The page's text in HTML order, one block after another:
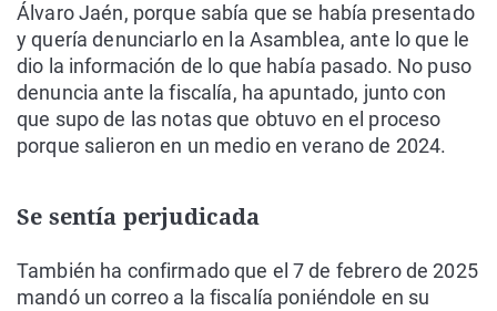
Álvaro Jaén, porque sabía que se había presentado
y quería denunciarlo en la Asamblea, ante lo que le
dio la información de lo que había pasado. No puso
denuncia ante la fiscalía, ha apuntado, junto con
que supo de las notas que obtuvo en el proceso
porque salieron en un medio en verano de 2024.
Se sentía perjudicada
También ha confirmado que el 7 de febrero de 2025
mandó un correo a la fiscalía poniéndole en su